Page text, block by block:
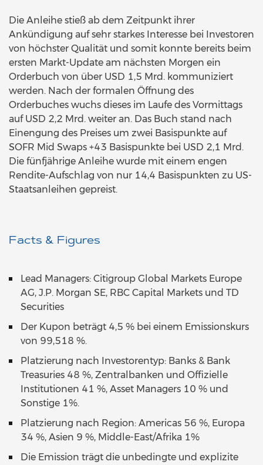
Die Anleihe stieß ab dem Zeitpunkt ihrer
Ankündigung auf sehr starkes Interesse bei Investoren
von höchster Qualität und somit konnte bereits beim
ersten Markt-Update am nächsten Morgen ein
Orderbuch von über USD 1,5 Mrd. kommuniziert
werden. Nach der formalen Öffnung des
Orderbuches wuchs dieses im Laufe des Vormittags
auf USD 2,2 Mrd. weiter an. Das Buch stand nach
Einengung des Preises um zwei Basispunkte auf
SOFR Mid Swaps +43 Basispunkte bei USD 2,1 Mrd.
Die fünfjährige Anleihe wurde mit einem engen
Rendite-Aufschlag von nur 14,4 Basispunkten zu US-
Staatsanleihen gepreist.
Facts & Figures
Lead Managers: Citigroup Global Markets Europe
AG, J.P. Morgan SE, RBC Capital Markets und TD
Securities
Der Kupon beträgt 4,5 % bei einem Emissionskurs
von 99,518 %.
Platzierung nach Investorentyp: Banks & Bank
Treasuries 48 %, Zentralbanken und Offizielle
Institutionen 41 %, Asset Managers 10 % und
Sonstige 1%.
Platzierung nach Region: Americas 56 %, Europa
34 %, Asien 9 %, Middle-East/Afrika 1%
Die Emission trägt die unbedingte und explizite